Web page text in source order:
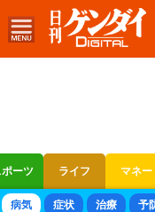
ーツ ライフ マネー
ボートレース 競輪 オ
病気 症状 治療 予